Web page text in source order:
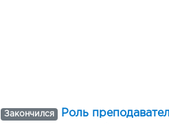
Закончился
Роль